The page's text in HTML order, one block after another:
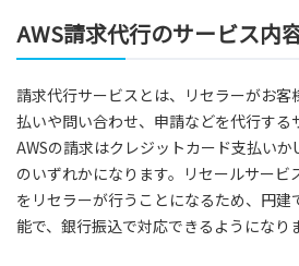
AWS請求代行のサービス内
請求代行サービスとは、リセラーがお客
払いや問い合わせ、申請などを代行する
AWSの請求はクレジットカード支払い
のいずれかになります。リセールサービ
をリセラーが行うことになるため、円建
能で、銀行振込で対応できるようになり